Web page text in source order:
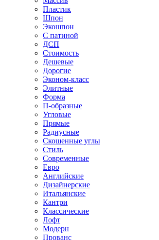
Пластик
Шпон
Экошпон
С патиной
ДСП
Стоимость
Дешевые
Дорогие
Эконом-класс
Элитные
Форма
П-образные
Угловые
Прямые
Радиусные
Скошенные углы
Стиль
Современные
Евро
Английские
Дизайнерские
Итальянские
Кантри
Классические
Лофт
Модерн
Прованс